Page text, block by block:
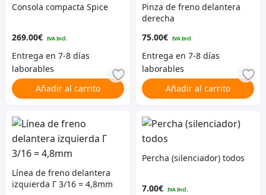
Consola compacta Spice
269.00€
Añadir al carrito
Pinza de freno delantera
derecha
75.00€
Añadir al carrito
Línea de freno delantera
izquierda Г 3/16 = 4,8mm
Percha (silenciador) todos
7.00€